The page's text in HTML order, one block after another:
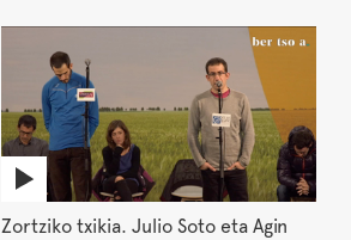
Zortziko txikia. Julio Soto eta Agin